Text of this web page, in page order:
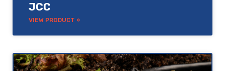
JCC
VIEW PRODUCT »